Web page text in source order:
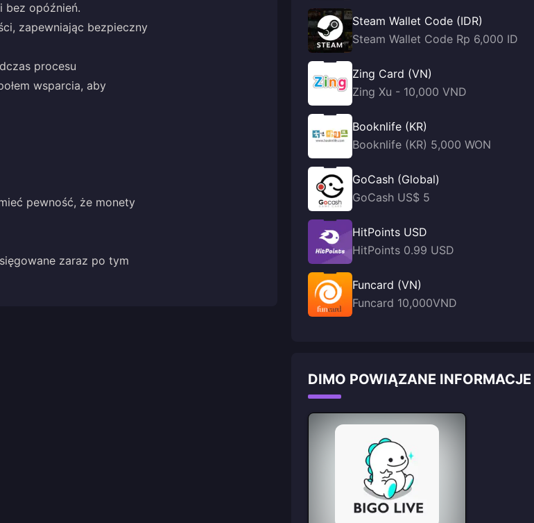
bez opóźnień.
zapewniając bezpieczny
procesu
wsparcia, aby
pewność, że monety
zaraz po tym
Steam Wallet Code (IDR)
Steam Wallet Code Rp 6,000 ID
Zing Card (VN)
Zing Xu - 10,000 VND
Booknlife (KR)
Booknlife (KR) 5,000 WON
GoCash (Global)
GoCash US$ 5
HitPoints USD
HitPoints 0.99 USD
Funcard (VN)
Funcard 10,000VND
DIMO POWIĄZANE INFORMACJE